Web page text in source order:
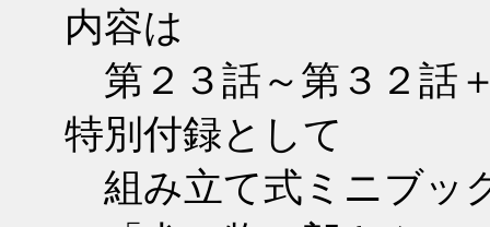
内容は
第２３話～第３２話
特別付録として
組み立て式ミニブッ